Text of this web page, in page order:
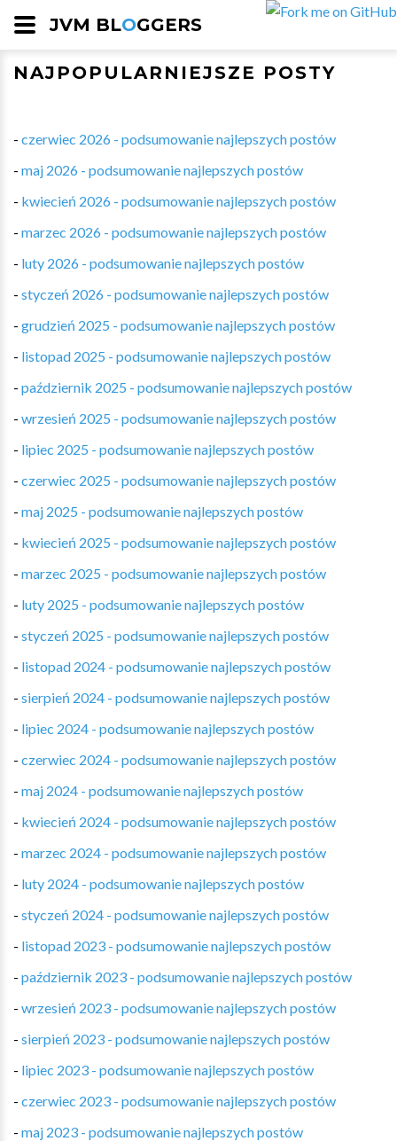
JVM BLOGGERS
NAJPOPULARNIEJSZE POSTY
- czerwiec 2026 - podsumowanie najlepszych postów
- maj 2026 - podsumowanie najlepszych postów
- kwiecień 2026 - podsumowanie najlepszych postów
- marzec 2026 - podsumowanie najlepszych postów
- luty 2026 - podsumowanie najlepszych postów
- styczeń 2026 - podsumowanie najlepszych postów
- grudzień 2025 - podsumowanie najlepszych postów
- listopad 2025 - podsumowanie najlepszych postów
- październik 2025 - podsumowanie najlepszych postów
- wrzesień 2025 - podsumowanie najlepszych postów
- lipiec 2025 - podsumowanie najlepszych postów
- czerwiec 2025 - podsumowanie najlepszych postów
- maj 2025 - podsumowanie najlepszych postów
- kwiecień 2025 - podsumowanie najlepszych postów
- marzec 2025 - podsumowanie najlepszych postów
- luty 2025 - podsumowanie najlepszych postów
- styczeń 2025 - podsumowanie najlepszych postów
- listopad 2024 - podsumowanie najlepszych postów
- sierpień 2024 - podsumowanie najlepszych postów
- lipiec 2024 - podsumowanie najlepszych postów
- czerwiec 2024 - podsumowanie najlepszych postów
- maj 2024 - podsumowanie najlepszych postów
- kwiecień 2024 - podsumowanie najlepszych postów
- marzec 2024 - podsumowanie najlepszych postów
- luty 2024 - podsumowanie najlepszych postów
- styczeń 2024 - podsumowanie najlepszych postów
- listopad 2023 - podsumowanie najlepszych postów
- październik 2023 - podsumowanie najlepszych postów
- wrzesień 2023 - podsumowanie najlepszych postów
- sierpień 2023 - podsumowanie najlepszych postów
- lipiec 2023 - podsumowanie najlepszych postów
- czerwiec 2023 - podsumowanie najlepszych postów
- maj 2023 - podsumowanie najlepszych postów